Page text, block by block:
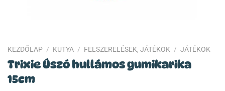
KEZDŐLAP / KUTYA / FELSZERELÉSEK, JÁTÉKOK / JÁTÉKOK
Trixie Úszó hullámos gumikarika
15cm